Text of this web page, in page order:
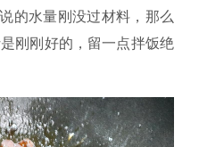
的水量刚没过材料，那么
刚刚好的，留一点拌饭绝